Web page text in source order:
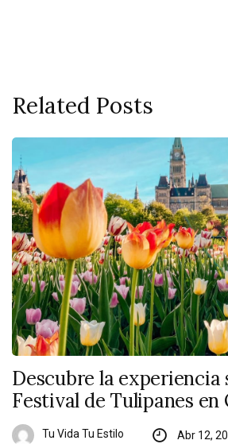
Related Posts
Descubre la experiencia
Festival de Tulipanes
Tu Vida Tu Estilo Abr 12,